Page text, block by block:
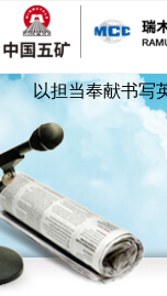
过
内
以担当奉献书写